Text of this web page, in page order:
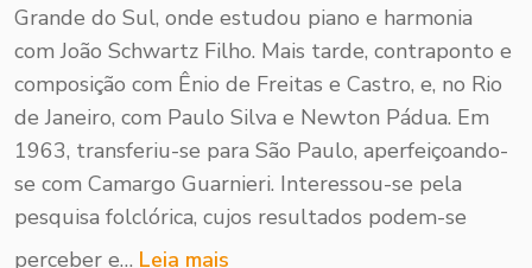
Grande do Sul, onde estudou piano e harmonia
com João Sch­wartz Filho. Mais tarde, contraponto e
composição com Ênio de Freitas e Castro, e, no Rio
de Janei­ro, com Paulo Silva e New­ton Pádua. Em
1963, transferiu-se para São Paulo, aperfei­çoando-
se com Camargo Guarnieri. Inte­ressou-se pela
pesquisa fol­clórica, cujos resultados podem-se
perce­ber e… Leia mais